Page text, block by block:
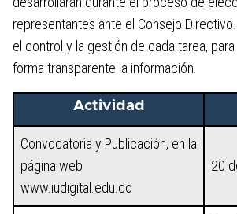
representantes ante el Consejo
el control y la gestión de cada tarea,
forma transparente la información.
Actividad
Convocatoria y Publicación, en la
página web
www.iudigital.edu.co
20